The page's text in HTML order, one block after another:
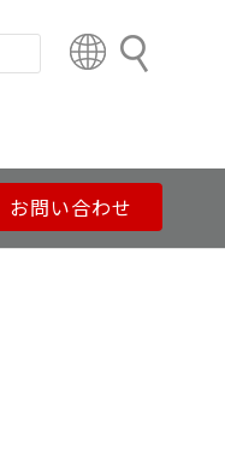
検
t
y
お問い合わせ